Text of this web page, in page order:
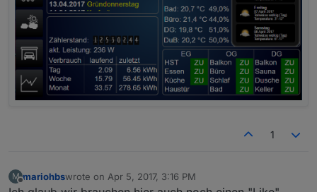
1
M
Offline
mariohbswrote on Apr 5, 2017, 3:16 PM
last edited by